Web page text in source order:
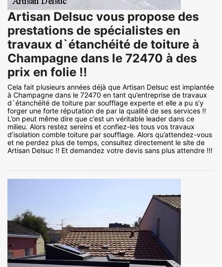
Artisan Delsuc vous propose des
prestations de spécialistes en
travaux d`étanchéité de toiture à
Champagne dans le 72470 à des
prix en folie !!
Cela fait plusieurs années déjà que Artisan Delsuc est implantée
à Champagne dans le 72470 en tant qu’entreprise de travaux
d`étanchéité de toiture par soufflage experte et elle a pu s’y
forger une forte réputation de par la qualité de ses services !!
L’on peut même dire que c’est un véritable leader dans ce
milieu. Alors restez sereins et confiez-les tous vos travaux
d’isolation comble toiture par soufflage. Alors qu’attendez-vous
et ne perdez plus de temps, consultez directement le site de
Artisan Delsuc !! Et demandez votre devis sans plus attendre !!!